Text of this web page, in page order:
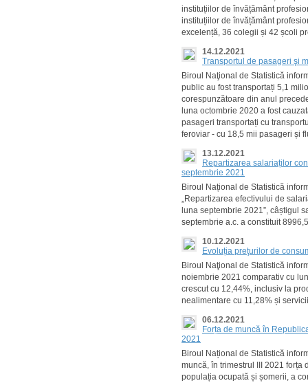
instituțiilor de învățământ
instituțiilor de învățământ
excelență, 36 colegii și 42 școli
14.12.2021
Transportul de pasageri şi
Biroul Naţional de Statistică
public au fost transportați 5,1
corespunzătoare din anul
luna octombrie 2020 a fost
pasageri transportați cu
feroviar - cu 18,5 mii pasageri și
13.12.2021
Repartizarea salariaților
septembrie 2021
Biroul Național de Statistică
„Repartizarea efectivului de
luna septembrie 2021”, câștigul
septembrie a.c. a constituit
10.12.2021
Evoluția preţurilor de
Biroul Naţional de Statistică
noiembrie 2021 comparativ cu
crescut cu 12,44%, inclusiv la
nealimentare cu 11,28% și
06.12.2021
Forța de muncă în
2021
Biroul Național de Statistică
muncă, în trimestrul III 2021
populația ocupată și șomerii, a